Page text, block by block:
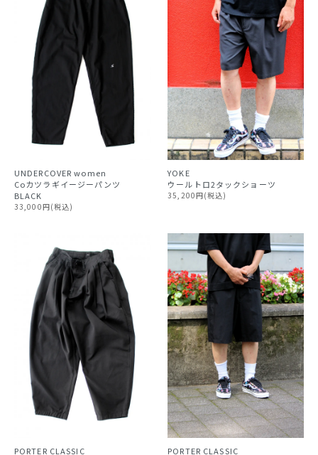
UNDERCOVERwomen
Coカツラギイージーパンツ
BLACK
33,000円(税込)
YOKE
ウールトロ2タックショーツ
35,200円(税込)
PORTER CLASSIC PORTER CLASSIC